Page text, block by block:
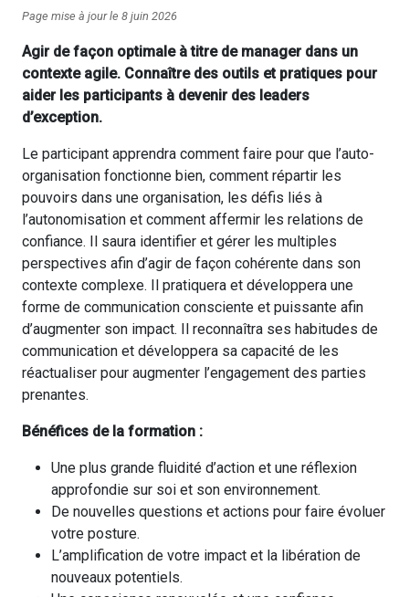
Page mise à jour le 8 juin 2026
Agir de façon optimale à titre de manager dans un
contexte agile. Connaître des outils et pratiques pour
aider les participants à devenir des leaders
d’exception.
Le participant apprendra comment faire pour que l’auto-
organisation fonctionne bien, comment répartir les
pouvoirs dans une organisation, les défis liés à
l’autonomisation et comment affermir les relations de
confiance. Il saura identifier et gérer les multiples
perspectives afin d’agir de façon cohérente dans son
contexte complexe. Il pratiquera et développera une
forme de communication consciente et puissante afin
d’augmenter son impact. Il reconnaîtra ses habitudes de
communication et développera sa capacité de les
réactualiser pour augmenter l’engagement des parties
prenantes.
Bénéfices de la formation :
Une plus grande fluidité d’action et une réflexion
approfondie sur soi et son environnement.
De nouvelles questions et actions pour faire évoluer
votre posture.
L’amplification de votre impact et la libération de
nouveaux potentiels.